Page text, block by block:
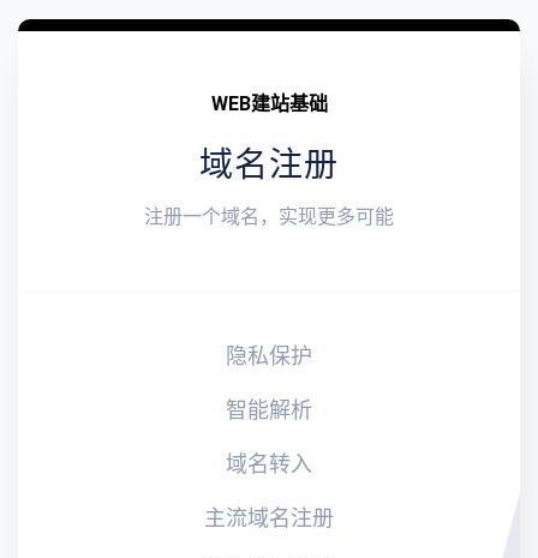
WEB建站基础
域名注册
注册一个域名，实现更多可能
隐私保护
智能解析
域名转入
主流域名注册